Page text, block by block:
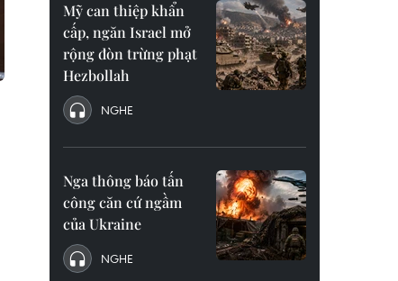
Mỹ can thiệp khẩn
cấp, ngăn Israel mở
rộng đòn trừng phạt
Hezbollah
NGHE
Nga thông báo tấn
công căn cứ ngầm
của Ukraine
NGHE